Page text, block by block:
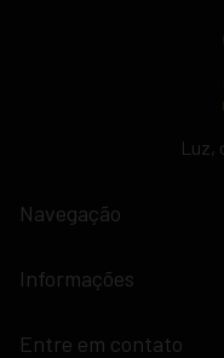
Luz,
Navegação
Informações
Entre em contato